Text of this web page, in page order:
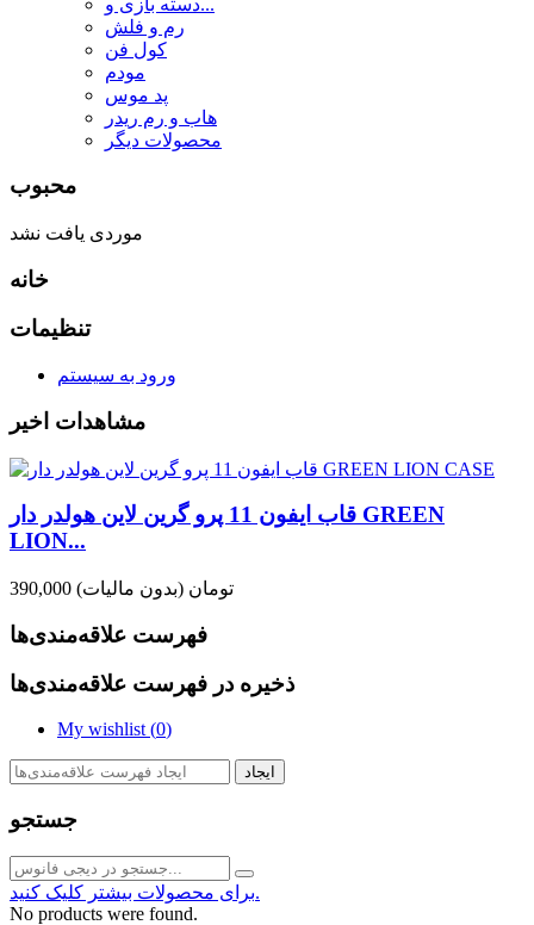
رم و فلش
کول فن
مودم
پد موس
هاب و رم ریدر
محصولات دیگر
محبوب
موردی یافت نشد
خانه
تنظیمات
ورود به سیستم
مشاهدات اخیر
قاب ایفون 11 پرو گرین لاین هولدر دار GREEN
LION...
390,000 تومان (بدون مالیات)
فهرست علاقه‌مندی‌ها
ذخیره در فهرست علاقه‌مندی‌ها
My wishlist (0)
ایجاد
جستجو
برای محصولات بیشتر کلیک کنید.
No products were found.